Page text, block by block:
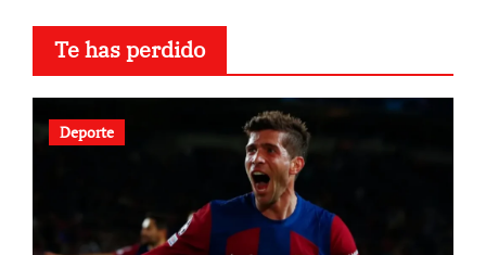
Te has perdido
Deporte